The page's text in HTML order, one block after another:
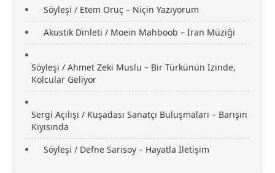
Söyleşi / Etem Oruç – Niçin Yazıyorum
Akustik Dinleti / Moein Mahboob – İran Müziği
Söyleşi / Ahmet Zeki Muslu – Bir Türkünün İzinde,
Kolcular Geliyor
Sergi Açılışı / Kuşadası Sanatçı Buluşmaları – Barışın
Kıyısında
Söyleşi / Defne Sarısoy – Hayatla İletişim